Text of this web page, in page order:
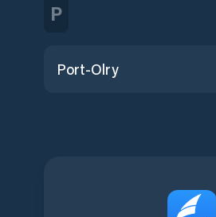
P
Port-Olry